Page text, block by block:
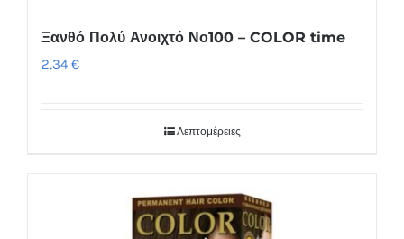
Ξανθό Πολύ Ανοιχτό Νο100 – COLOR time
2,34 €
Λεπτομέρειες